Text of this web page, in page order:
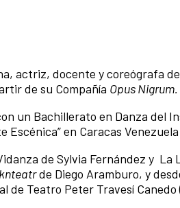
actriz, docente y coreógrafa
de su Compañía Opus Nigrum.
un Bachillerato en Danza del
Escénica” en Caracas
de Sylvia Fernández y
de Diego Aramburo, y
de Teatro Peter Travesí Canedo